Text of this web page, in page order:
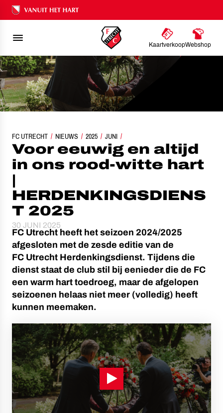
Ons nalatenschap
KaartverkoopWebshop
FC UTRECHT NIEUWS 2025 JUNI
VOOR EEUWIG EN ALTIJD IN ONS ROOD-WITTE HART | HERDENKINGSDIENST
Voor eeuwig en altijd
in ons rood-witte hart
|
HERDENKINGSDIENS
T 2025
30 JUNI 2025
FC Utrecht heeft het seizoen 2024/2025
afgesloten met de zesde editie van de
FC Utrecht Herdenkingsdienst. Tijdens die
dienst staat de club stil bij eenieder die de FC
een warm hart toedroeg, maar de afgelopen
seizoenen helaas niet meer (volledig) heeft
kunnen meemaken.